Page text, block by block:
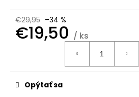
€29,95 –34 %
€19,50 / ks
Opýtať sa
O
d
ú
č